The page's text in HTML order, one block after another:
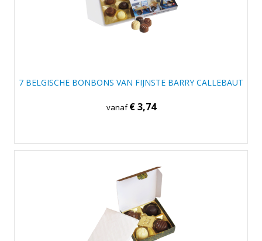
7 BELGISCHE BONBONS VAN FIJNSTE BARRY CALLEBAUT
vanaf€ 3,74